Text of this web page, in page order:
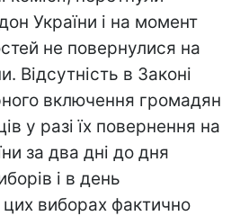
України і на момент
не повернулися на
Відсутність в Законі
включення громадян
у разі їх повернення на
за два дні до дня
і в день
виборах фактично